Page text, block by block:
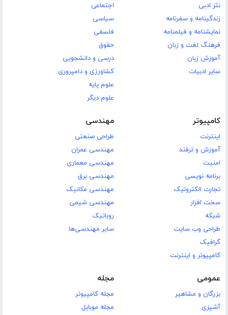
نثر ادبی
زندگینامه و سفرنامه
نمایشنامه و فیلمنامه
فرهنگ لغت و زبان
آموزش زبان
سایر ادبیات
اجتماعی
سیاسی
فلسفی
حقوق
درسی و دانشجویی
کشاورزی و دامپروری
علوم پایه
علوم دیگر
کامپیوتر
اینترنت
آموزش و ترفند
امنیت
برنامه نویسی
تجارت الکترونیک
سخت افزار
شبکه
طراحی وب سایت
گرافیک
کامپیوتر و اینترنت
مهندسی
طراحی صنعتی
مهندسی عمران
مهندسی معماری
مهندسی برق
مهندسی مکانیک
مهندسی شیمی
روباتیک
سایر مهندسی‌ها
عمومی
بزرگان و مشاهیر
آشپزی
مجله
مجله کامپیوتر
مجله موبایل